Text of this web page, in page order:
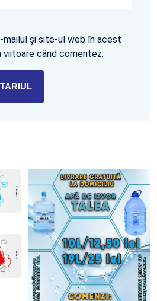
mailul și site-ul web în acest
viitoare când comentez.